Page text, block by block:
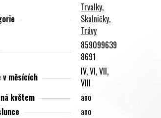
Trvalky,
Skalničky,
Trávy
859099639
8691
v měsících
IV, VI, VII,
VIII
květem
ano
ano